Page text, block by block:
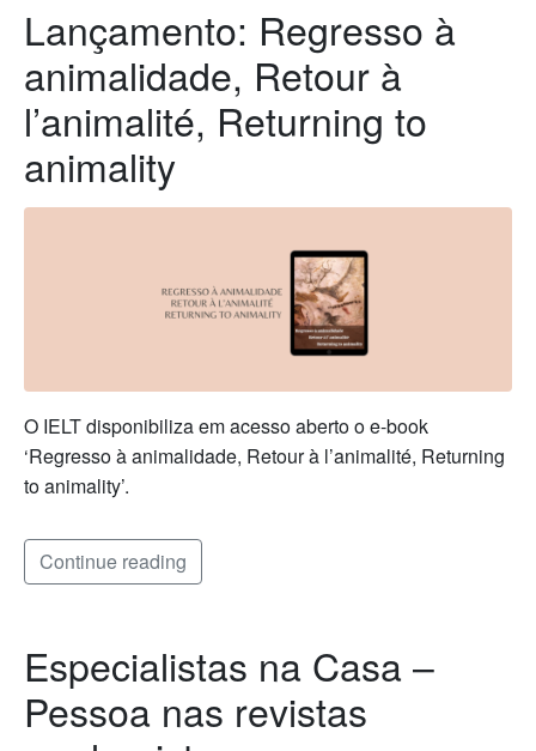
Lançamento: Regresso à
animalidade, Retour à
l’animalité, Returning to
animality
O IELT disponibiliza em acesso aberto o e-book
‘Regresso à animalidade, Retour à l’animalité, Returning
to animality’.
Continue reading
Especialistas na Casa –
Pessoa nas revistas